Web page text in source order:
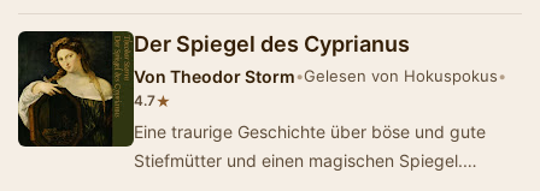
Der Spiegel des Cyprianus
Von Theodor Storm•Gelesen von Hokuspokus•
4.7★
Eine traurige Geschichte über böse und gute
Stiefmütter und einen magischen Spiegel.